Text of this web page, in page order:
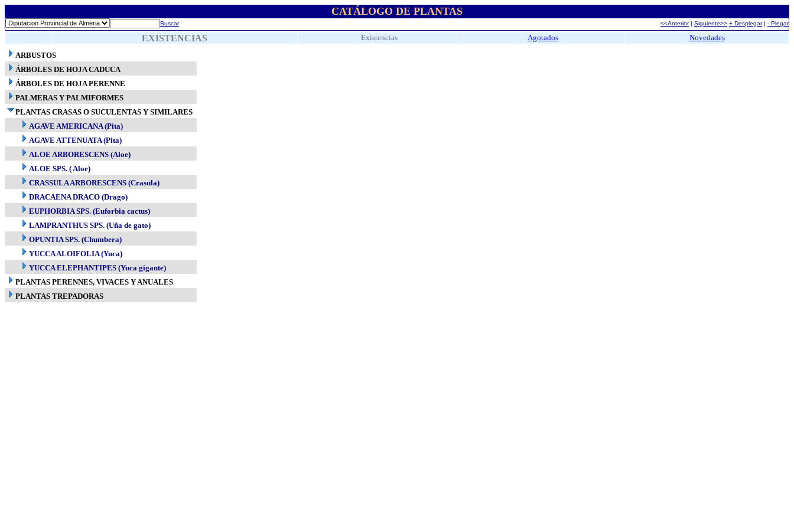
CATÁLOGO DE PLANTAS
Buscar <<Anterior| Siguiente>> + Desplegar| - Plegar
EXISTENCIAS Existencias Agotados
Novedades
ARBUSTOS
ÁRBOLES DE HOJA CADUCA
ÁRBOLES DE HOJA PERENNE
PALMERAS Y PALMIFORMES
PLANTAS CRASAS O SUCULENTAS Y SIMILARES
AGAVE AMERICANA (Pita)
AGAVE ATTENUATA (Pita)
ALOE ARBORESCENS (Aloe)
ALOE SPS. ( Aloe)
CRASSULA ARBORESCENS (Crasula)
DRACAENA DRACO (Drago)
EUPHORBIA SPS. (Euforbia cactus)
LAMPRANTHUS SPS. (Uña de gato)
OPUNTIA SPS. (Chumbera)
YUCCA ALOIFOLIA (Yuca)
YUCCA ELEPHANTIPES (Yuca gigante)
PLANTAS PERENNES, VIVACES Y ANUALES
PLANTAS TREPADORAS